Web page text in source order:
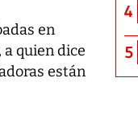
en
quien dice
están
4
5